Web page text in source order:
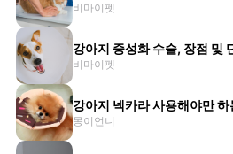
비마이펫
강아지 중성화 수술, 장점 및
비마이펫
강아지 넥카라 사용해야만
몽이언니